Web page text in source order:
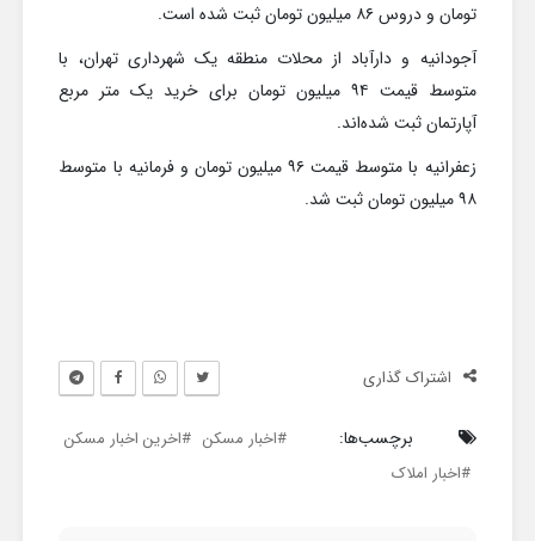
تومان و دروس ۸۶ میلیون تومان ثبت شده است.
آجودانیه و دارآباد از محلات منطقه یک شهرداری تهران، با
متوسط قیمت ۹۴ میلیون تومان برای خرید یک متر مربع
آپارتمان ثبت شده‌اند.
زعفرانیه با متوسط قیمت ۹۶ میلیون تومان و فرمانیه با متوسط
۹۸ میلیون تومان ثبت شد.
اشتراک گذاری
برچسب‌ها: اخبار مسکن
اخرین اخبار مسکن
اخبار املاک